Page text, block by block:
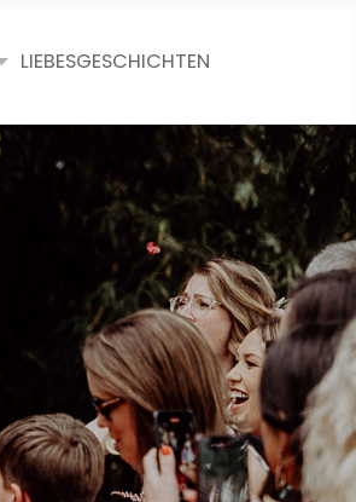
LIEBESGESCHICHTEN